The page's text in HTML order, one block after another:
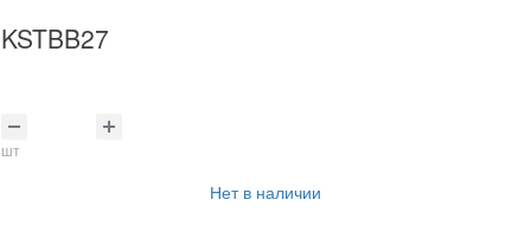
KSTBB27
шт
Нет в наличии